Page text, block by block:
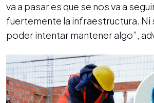
va a pasar es que se nos va a
fuertemente la infraestructura. Ni
poder intentar mantener algo”,